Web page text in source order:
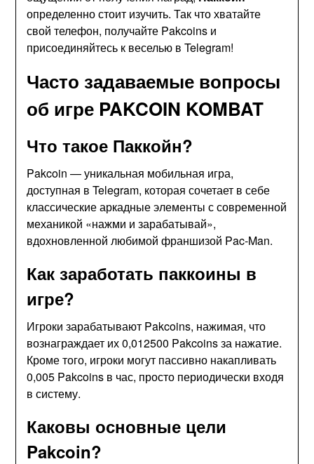
определенно стоит изучить. Так что хватайте
свой телефон, получайте Pakcoins и
присоединяйтесь к веселью в Telegram!
Часто задаваемые вопросы
об игре PAKCOIN KOMBAT
Что такое Паккойн?
Pakcoin — уникальная мобильная игра,
доступная в Telegram, которая сочетает в себе
классические аркадные элементы с современной
механикой «нажми и зарабатывай»,
вдохновленной любимой франшизой Pac-Man.
Как заработать паккоины в
игре?
Игроки зарабатывают Pakcoins, нажимая, что
вознаграждает их 0,012500 Pakcoins за нажатие.
Кроме того, игроки могут пассивно накапливать
0,005 Pakcoins в час, просто периодически входя
в систему.
Каковы основные цели
Pakcoin?